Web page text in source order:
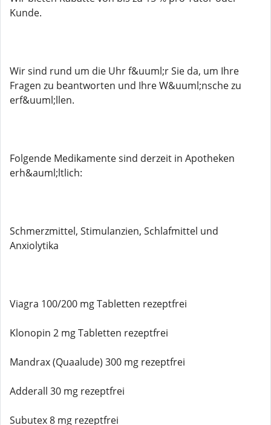
Kunde.
Wir sind rund um die Uhr f&uuml;r Sie da, um Ihre
Fragen zu beantworten und Ihre W&uuml;nsche zu
erf&uuml;llen.
Folgende Medikamente sind derzeit in Apotheken
erh&auml;ltlich:
Schmerzmittel, Stimulanzien, Schlafmittel und
Anxiolytika
Viagra 100/200 mg Tabletten rezeptfrei
Klonopin 2 mg Tabletten rezeptfrei
Mandrax (Quaalude) 300 mg rezeptfrei
Adderall 30 mg rezeptfrei
Subutex 8 mg rezeptfrei